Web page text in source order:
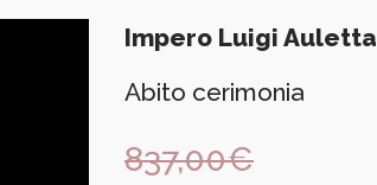
Impero Luigi Auletta
Abito cerimonia
837,00€